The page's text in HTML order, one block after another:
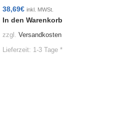
38,69€ inkl. MWSt.
In den Warenkorb
zzgl. Versandkosten
Lieferzeit: 1-3 Tage *